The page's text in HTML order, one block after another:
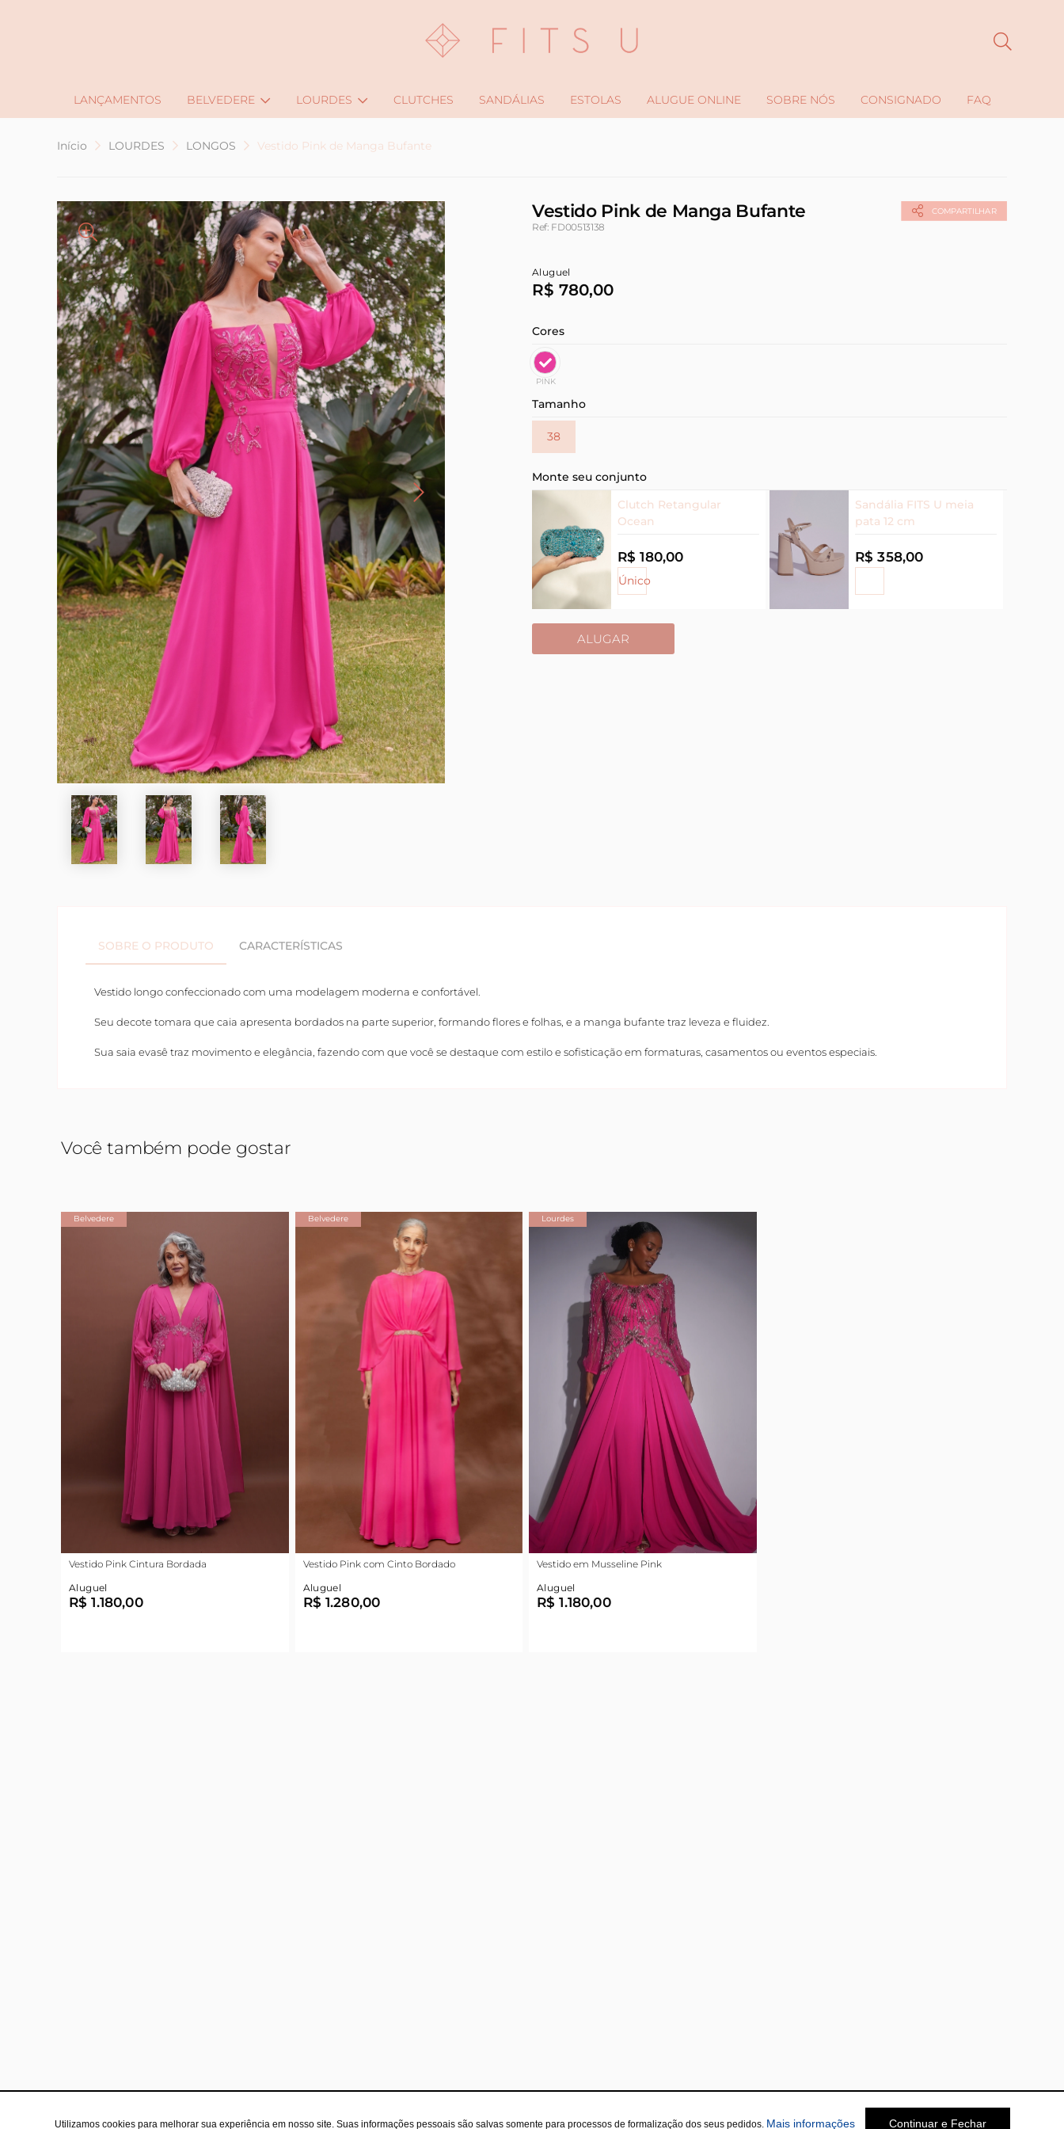
LANÇAMENTOS
BELVEDERE LOURDES CLUTCHES SANDÁLIAS ESTOLAS ALUGUE ONLINE SOBRE NÓS CONSIGNADO FAQ
Início LOURDES LONGOS Vestido Pink de Manga Bufante
COMPARTILHAR
Vestido Pink de Manga Bufante
Ref: FD00513138
Aluguel
R$ 780,00
Cores
PINK
Tamanho
38
Monte seu conjunto
Clutch Retangular
Ocean
R$ 180,00
Único
Sandália FITS U meia
pata 12 cm
R$ 358,00
ALUGAR
SOBRE O PRODUTO CARACTERÍSTICAS
Vestido longo confeccionado com uma modelagem moderna e confortável.
Seu decote tomara que caia apresenta bordados na parte superior, formando flores e folhas, e a manga bufante traz leveza e fluidez.
Sua saia evasê traz movimento e elegância, fazendo com que você se destaque com estilo e sofisticação em formaturas, casamentos ou eventos especiais.
Você também pode gostar
Belvedere
Vestido Pink Cintura Bordada
Aluguel
R$ 1.180,00
Belvedere
Vestido Pink com Cinto Bordado
Aluguel
R$ 1.280,00
Lourdes
Vestido em Musseline Pink
Aluguel
R$ 1.180,00
Utilizamos cookies para melhorar sua experiência em nosso site. Suas informações pessoais são salvas somente para processos de formalização dos seus pedidos. Mais informações Continuar e Fechar